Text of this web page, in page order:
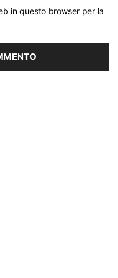
in questo browser per la